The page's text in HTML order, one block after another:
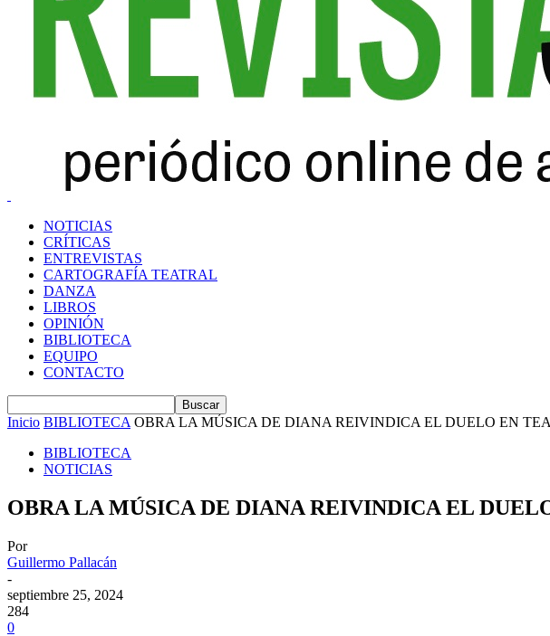
NOTICIAS
CRÍTICAS
ENTREVISTAS
CARTOGRAFÍA TEATRAL
DANZA
LIBROS
OPINIÓN
BIBLIOTECA
EQUIPO
CONTACTO
Inicio BIBLIOTECA OBRA LA MÚSICA DE DIANA REIVINDICA EL DUELO EN
BIBLIOTECA
NOTICIAS
OBRA LA MÚSICA DE DIANA REIVINDICA EL
Por
Guillermo Pallacán
-
septiembre 25, 2024
284
0